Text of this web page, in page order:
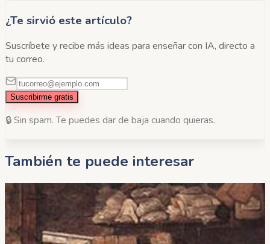
¿Te sirvió este artículo?
Suscríbete y recibe más ideas para enseñar con IA, directo a
tu correo.
Suscribirme gratis
🔒 Sin spam. Te puedes dar de baja cuando quieras.
También te puede interesar